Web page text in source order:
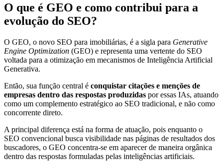
O que é GEO e como contribui para a
evolução do SEO?
O GEO, o novo SEO para imobiliárias, é a sigla para Generative
Engine Optimization (GEO) e representa uma vertente do SEO
voltada para a otimização em mecanismos de Inteligência Artificial
Generativa.
Então, sua função central é conquistar citações e menções de
empresas dentro das respostas produzidas por essas IAs, atuando
como um complemento estratégico ao SEO tradicional, e não como
concorrente direto.
A principal diferença está na forma de atuação, pois enquanto o
SEO convencional busca visibilidade nas páginas de resultados dos
buscadores, o GEO concentra-se em aparecer de maneira orgânica
dentro das respostas formuladas pelas inteligências artificiais.